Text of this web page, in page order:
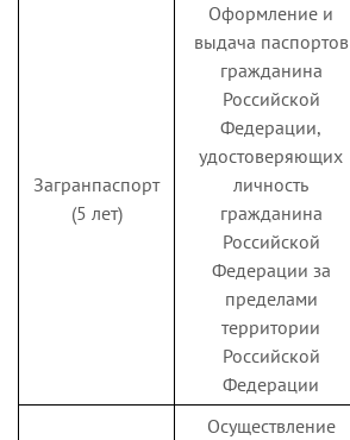
Загранпаспорт
(5 лет)
Оформление и
выдача паспортов
гражданина
Российской
Федерации,
удостоверяющих
личность
гражданина
Российской
Федерации за
пределами
территории
Российской
Федерации
Осуществление